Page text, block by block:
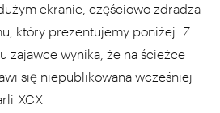
ekranie, częściowo zdradza
który prezentujemy poniżej. Z
zajawce wynika, że na ścieżce
się niepublikowana wcześniej
XCX